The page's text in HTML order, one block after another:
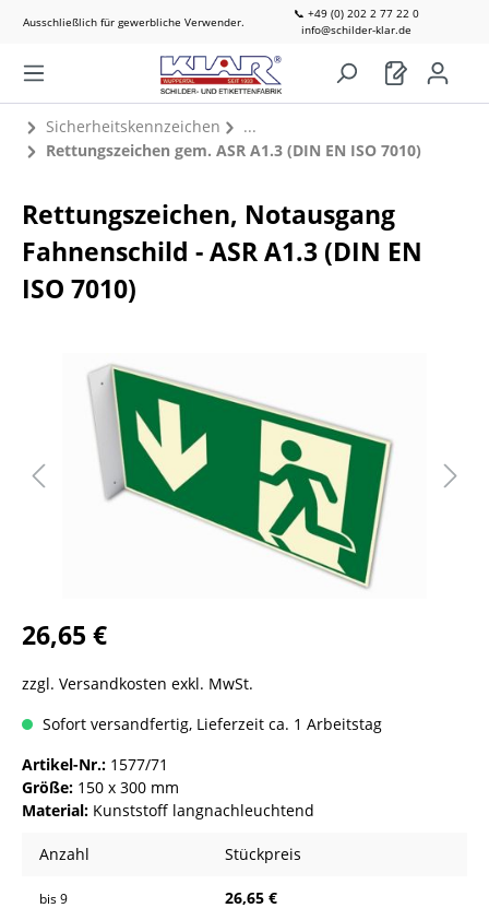
Ausschließlich für gewerbliche Verwender.
📞 +49 (0) 202 2 77 22 0
info@schilder-klar.de
Sicherheitskennzeichen
Rettungszeichen gem. ASR A1.3 (DIN EN ISO 7010)
Rettungszeichen, Notausgang
Fahnenschild - ASR A1.3 (DIN EN
ISO 7010)
26,65 €
zzgl. Versandkosten exkl. MwSt.
Sofort versandfertig, Lieferzeit ca. 1 Arbeitstag
Artikel-Nr.: 1577/71
Größe: 150 x 300 mm
Material: Kunststoff langnachleuchtend
Anzahl Stückpreis
bis9 26,65 €